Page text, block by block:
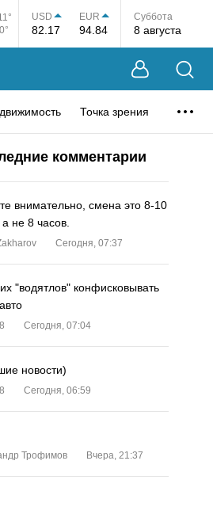
USD
82.17
EUR
94.84
Суббота
8 августа
Точка зрения
комментарии
внимательно, смена это 8-10
не 8 часов.
Сегодня, 07:37
"водятлов" конфисковывать
Сегодня, 07:04
новости)
Сегодня, 06:59
Трофимов Вчера, 21:37